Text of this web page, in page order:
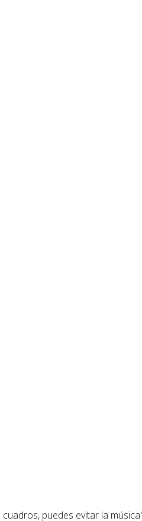
puedes evitar la música'